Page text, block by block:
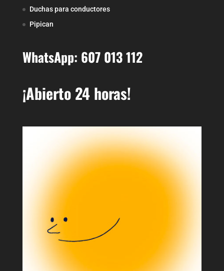
Duchas para conductores
Pipican
WhatsApp: 607 013 112
¡Abierto 24 horas!